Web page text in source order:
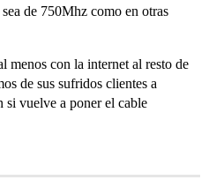
de 750Mhz como en otras
menos con la internet al resto de
de sus sufridos clientes a
si vuelve a poner el cable